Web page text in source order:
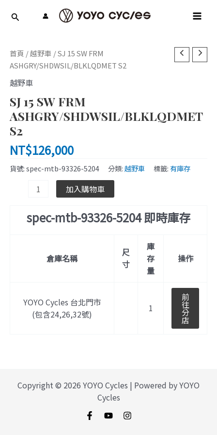
首頁 /越野車 / SJ 15 SW FRM
ASHGRY/SHDWSIL/BLKLQDMET S2
越野車
SJ 15 SW FRM
ASHGRY/SHDWSIL/BLKLQDMET
S2
NT$126,000
貨號:spec-mtb-93326-5204 分類:越野車 標籤: 有庫存
SJ
15
SW
FRM
ASHGRY/SHDWSIL/BLKLQDMET
S2
數
量
加入購物車
spec-mtb-93326-5204 即時庫存
倉庫名稱
尺
寸
庫
存
量
操作
YOYO Cycles 台北門市
(包含24,26,32號)
1
前
往
分
店
Copyright © 2026 YOYO Cycles | Powered by YOYO
Cycles